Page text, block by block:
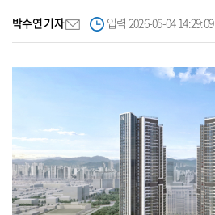
박수연 기자 입력 2026-05-04 14:29:09